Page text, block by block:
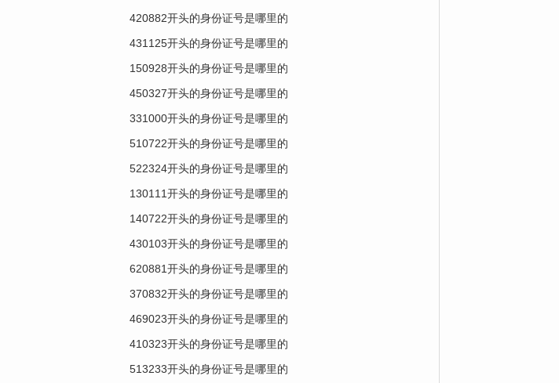
420882开头的身份证号是哪里的
431125开头的身份证号是哪里的
150928开头的身份证号是哪里的
450327开头的身份证号是哪里的
331000开头的身份证号是哪里的
510722开头的身份证号是哪里的
522324开头的身份证号是哪里的
130111开头的身份证号是哪里的
140722开头的身份证号是哪里的
430103开头的身份证号是哪里的
620881开头的身份证号是哪里的
370832开头的身份证号是哪里的
469023开头的身份证号是哪里的
410323开头的身份证号是哪里的
513233开头的身份证号是哪里的